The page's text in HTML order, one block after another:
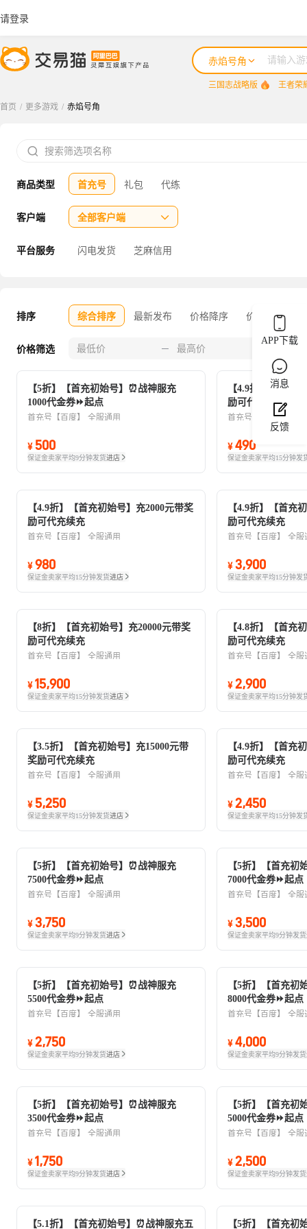
APP下载
消息
反馈
请登录
赤焰号角
三国志战略版 王者荣
首页 / 更多游戏 / 赤焰号角

商品类型 首充号 礼包 代练
客户端 全部客户端 
平台服务 闪电发货 芝麻信用
排序 综合排序 最新发布 价格降序 价格升序
价格筛选 0-30
【5折】【首充初始号】⏰战神服充
1000代金券⏩起点
首充号【百度】 全服通用
¥ 500
保证金卖家平均9分钟发货进店
【4.9折】【首充
励可代充续充
首充号【百度】
¥ 490
保证金卖家平均15分钟发
【4.9折】【首充初始号】充2000元带奖
励可代充续充
首充号【百度】 全服通用
¥ 980
保证金卖家平均15分钟发货进店
【4.9折】【首充
励可代充续充
首充号【百度】 全服
¥ 3,900
保证金卖家平均15分钟发
【8折】【首充初始号】充20000元带奖
励可代充续充
首充号【百度】 全服通用
¥ 15,900
保证金卖家平均15分钟发货进店
【4.8折】【首充
励可代充续充
首充号【百度】 全服
¥ 2,900
保证金卖家平均15分钟发
【3.5折】【首充初始号】充15000元带
奖励可代充续充
首充号【百度】 全服通用
¥ 5,250
保证金卖家平均15分钟发货进店
【4.9折】【首充
励可代充续充
首充号【百度】 全服
¥ 2,450
保证金卖家平均15分钟发
【5折】【首充初始号】⏰战神服充
7500代金券⏩起点
首充号【百度】 全服通用
¥ 3,750
保证金卖家平均9分钟发货进店
【5折】【首充初
7000代金券⏩起点
首充号【百度】 全服
¥ 3,500
保证金卖家平均9分钟发货
【5折】【首充初始号】⏰战神服充
5500代金券⏩起点
首充号【百度】 全服通用
¥ 2,750
保证金卖家平均9分钟发货进店
【5折】【首充初
8000代金券⏩起点
首充号【百度】 全服
¥ 4,000
保证金卖家平均9分钟发货
【5折】【首充初始号】⏰战神服充
3500代金券⏩起点
首充号【百度】 全服通用
¥ 1,750
保证金卖家平均9分钟发货进店
【5折】【首充初
5000代金券⏩起点
首充号【百度】 全服
¥ 2,500
保证金卖家平均9分钟发货
【5.1折】【首充初始号】⏰战神服充五 【5折】【首充初